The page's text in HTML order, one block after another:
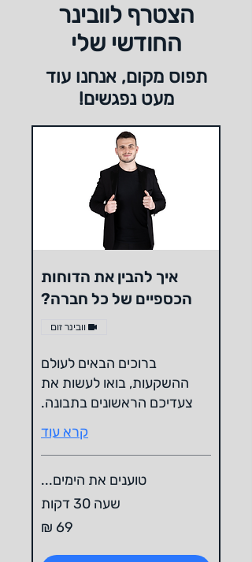
הצטרף לוובינר
החודשי שלי
תפוס מקום, אנחנו עוד
מעט נפגשים!
איך להבין את הדוחות
הכספיים של כל חברה?
וובינר זום
ברוכים הבאים לעולם
ההשקעות, בואו לעשות את
צעדיכם הראשונים בתבונה.
קרא עוד
טוענים את הימים...
שעה 30 דקות